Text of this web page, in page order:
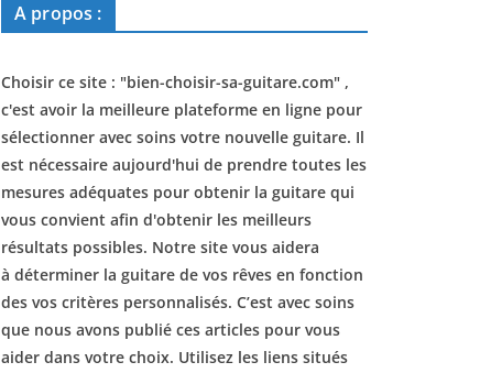
A propos :
Choisir ce site : "bien-choisir-sa-guitare.com" ,
c'est avoir la meilleure plateforme en ligne pour
sélectionner avec soins votre nouvelle guitare. Il
est nécessaire aujourd'hui de prendre toutes les
mesures adéquates pour obtenir la guitare qui
vous convient afin d'obtenir les meilleurs
résultats possibles. Notre site vous aidera
à déterminer la guitare de vos rêves en fonction
des vos critères personnalisés. C’est avec soins
que nous avons publié ces articles pour vous
aider dans votre choix. Utilisez les liens situés